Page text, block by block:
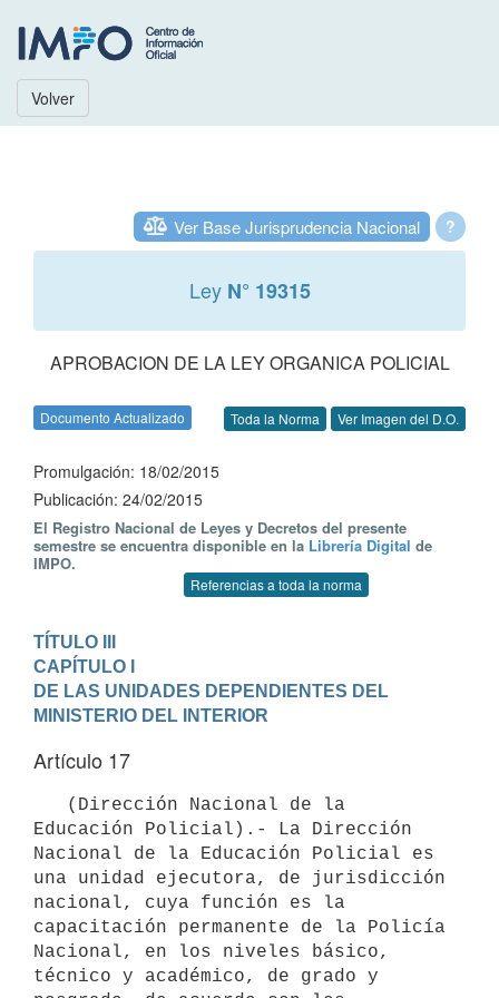
Volver
?
Ver Base Jurisprudencia Nacional
Ley N° 19315
APROBACION DE LA LEY ORGANICA POLICIAL
Documento Actualizado Toda la Norma Ver Imagen del D.O.
Promulgación: 18/02/2015
Publicación: 24/02/2015
El Registro Nacional de Leyes y Decretos del presente
semestre se encuentra disponible en la Librería Digital de
IMPO.
Referencias a toda la norma
TÍTULO III
CAPÍTULO I
DE LAS UNIDADES DEPENDIENTES DEL
MINISTERIO DEL INTERIOR
Artículo 17
Educación Policial).- La Dirección
Nacional de la Educación Policial es
una unidad ejecutora, de jurisdicción
nacional, cuya función es la
capacitación permanente de la Policía
Nacional, en los niveles básico,
técnico y académico, de grado y